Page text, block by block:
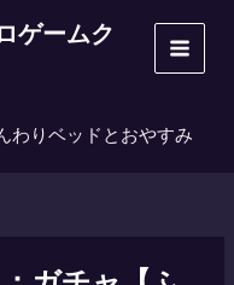
ゲームク
わりベッドとおやすみ